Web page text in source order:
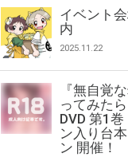
イベント
内
2025.11.22
『無自覚
ってみたら
DVD 第1
ン入り台
ン 開催！